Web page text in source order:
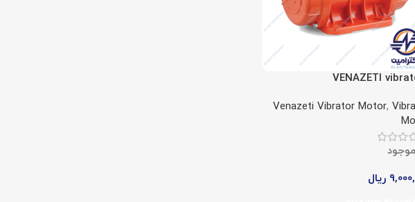
VENAZETI
Venazeti Vibrator Motor,
موجود
ریال